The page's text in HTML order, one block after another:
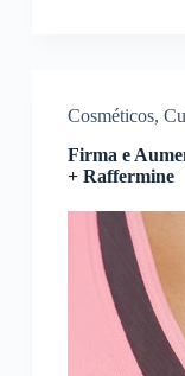
Cosméticos,
Firma e
+ Raffermine